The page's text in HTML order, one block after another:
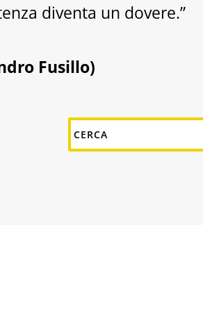
diventa un dovere.”
Fusillo)